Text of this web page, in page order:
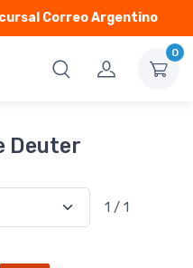
Correo Argentino
0
Deuter
1 / 1